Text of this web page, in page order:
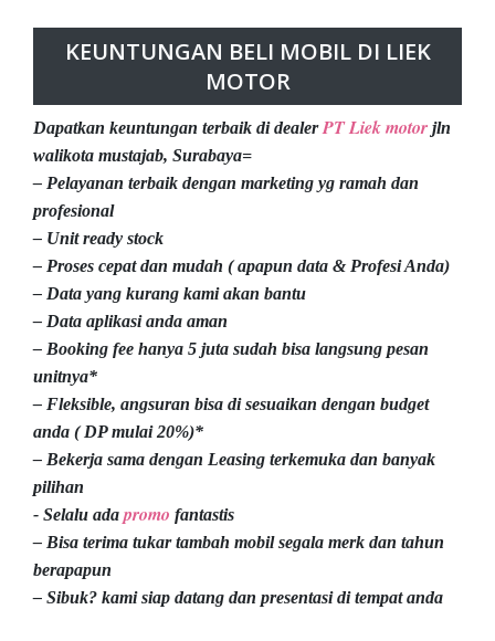
KEUNTUNGAN BELI MOBIL DI LIEK
MOTOR
Dapatkan keuntungan terbaik di dealerPT Liek motor jln
walikota mustajab, Surabaya=
– Pelayanan terbaik dengan marketing yg ramah dan
profesional
– Unit ready stock
– Proses cepat dan mudah ( apapun data & Profesi Anda)
– Data yang kurang kami akan bantu
– Data aplikasi anda aman
– Booking fee hanya 5 juta sudah bisa langsung pesan
unitnya*
– Fleksible, angsuran bisa di sesuaikan dengan budget
anda ( DP mulai 20%)*
– Bekerja sama dengan Leasing terkemuka dan banyak
pilihan
- Selalu ada promo fantastis
– Bisa terima tukar tambah mobil segala merk dan tahun
berapapun
– Sibuk? kami siap datang dan presentasi di tempat anda